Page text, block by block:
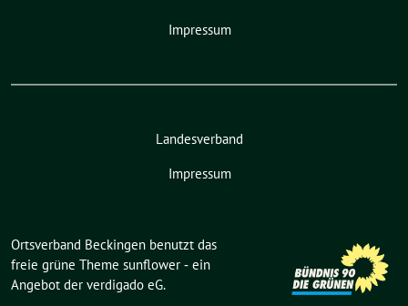
Impressum
Landesverband
Impressum
Ortsverband Beckingen benutzt das
freie grüne Theme sunflower ‐ ein
Angebot der verdigado eG.